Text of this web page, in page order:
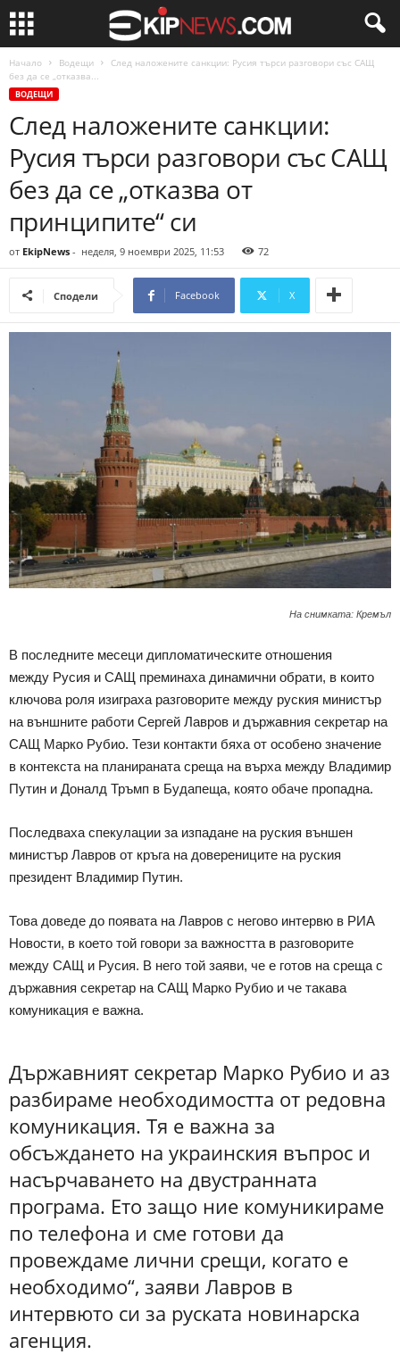
Начало Водещи
След наложените санкции: Русия търси разговори със САЩ
без да се „отказва...
ВОДЕЩИ
След наложените санкции:
Русия търси разговори със САЩ
без да се „отказва от
принципите“ си
от EkipNews - неделя, 9 ноември 2025, 11:53 72
Сподели Facebook X
На снимката: Кремъл
В последните месеци дипломатическите отношения
между Русия и САЩ преминаха динамични обрати, в които
ключова роля изиграха разговорите между руския министър
на външните работи Сергей Лавров и държавния секретар на
САЩ Марко Рубио. Тези контакти бяха от особено значение
в контекста на планираната среща на върха между Владимир
Путин и Доналд Тръмп в Будапеща, която обаче пропадна.
Последваха спекулации за изпадане на руския външен
министър Лавров от кръга на доверениците на руския
президент Владимир Путин.
Това доведе до появата на Лавров с негово интервю в РИА
Новости, в което той говори за важността в разговорите
между САЩ и Русия. В него той заяви, че е готов на среща с
държавния секретар на САЩ Марко Рубио и че такава
комуникация е важна.
Държавният секретар Марко Рубио и аз
разбираме необходимостта от редовна
комуникация. Тя е важна за
обсъждането на украинския въпрос и
насърчаването на двустранната
програма. Ето защо ние комуникираме
по телефона и сме готови да
провеждаме лични срещи, когато е
необходимо“, заяви Лавров в
интервюто си за руската новинарска
агенция.